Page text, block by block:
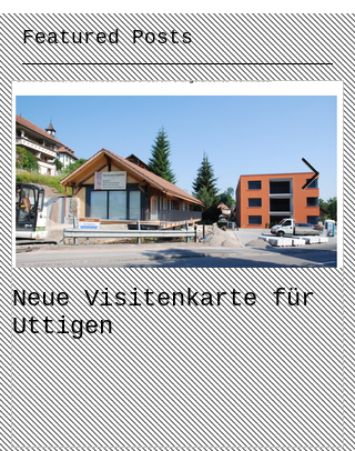
Featured Posts
Neue Visitenkarte für
Uttigen